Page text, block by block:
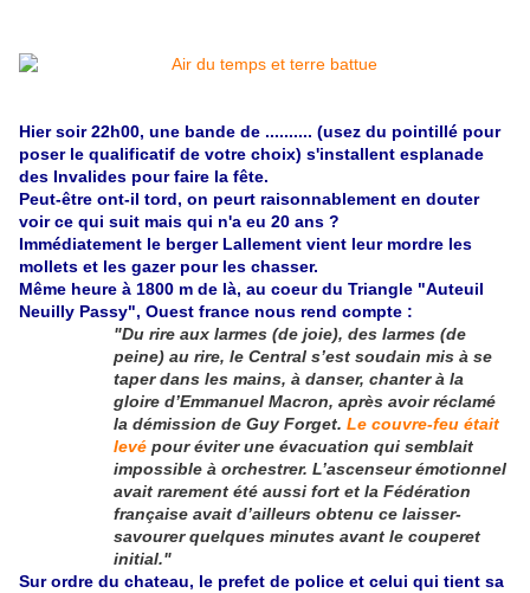
Hier soir 22h00, une bande de .......... (usez du pointillé pour
poser le qualificatif de votre choix) s'installent esplanade
des Invalides pour faire la fête.
Peut-être ont-il tord, on peurt raisonnablement en douter
voir ce qui suit mais qui n'a eu 20 ans ?
Immédiatement le berger Lallement vient leur mordre les
mollets et les gazer pour les chasser.
Même heure à 1800 m de là, au coeur du Triangle "Auteuil
Neuilly Passy", Ouest france nous rend compte :
"Du rire aux larmes (de joie), des larmes (de
peine) au rire, le Central s’est soudain mis à se
taper dans les mains, à danser, chanter à la
gloire d’Emmanuel Macron, après avoir réclamé
la démission de Guy Forget. Le couvre-feu était
levé pour éviter une évacuation qui semblait
impossible à orchestrer. L’ascenseur émotionnel
avait rarement été aussi fort et la Fédération
française avait d’ailleurs obtenu ce laisser-
savourer quelques minutes avant le couperet
initial."
Sur ordre du chateau, le prefet de police et celui qui tient sa